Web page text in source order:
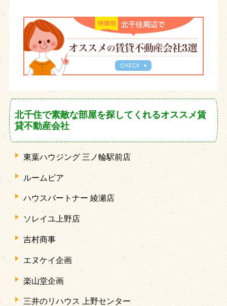
北千住で素敵な部屋を探してくれるオススメ賃
貸不動産会社
東葉ハウジング 三ノ輪駅前店
ルームピア
ハウスパートナー 綾瀬店
ソレイユ上野店
吉村商事
エヌケイ企画
楽山堂企画
三井のリハウス 上野センター